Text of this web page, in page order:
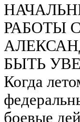
РАБОТЫ
БЫТЬ
Когда
боевые